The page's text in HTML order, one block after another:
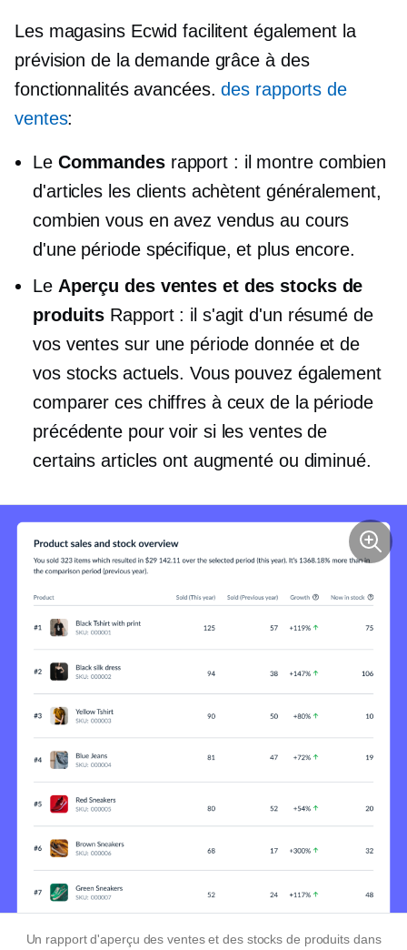
Les magasins Ecwid facilitent également la
prévision de la demande grâce à des
fonctionnalités avancées.des rapports de
ventes:
Le Commandesrapport : il montre combien
d'articles les clients achètent généralement,
combien vous en avez vendus au cours
d'une période spécifique, et plus encore.
Le Aperçu des ventes et des stocks de
produits Rapport : il s'agit d'un résumé de
vos ventes sur une période donnée et de
vos stocks actuels. Vous pouvez également
comparer ces chiffres à ceux de la période
précédente pour voir si les ventes de
certains articles ont augmenté ou diminué.
Un rapport d'aperçu des ventes et des stocks de produits dans